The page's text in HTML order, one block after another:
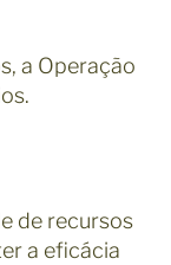
a Operação
de recursos
a eficácia